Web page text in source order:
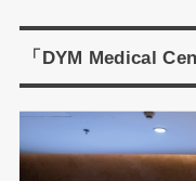
「DYM Medical